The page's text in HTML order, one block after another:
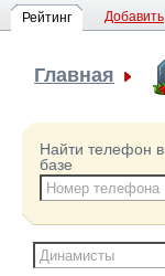
Рейтинг Добавить
Главная
Найти телефон в
базе